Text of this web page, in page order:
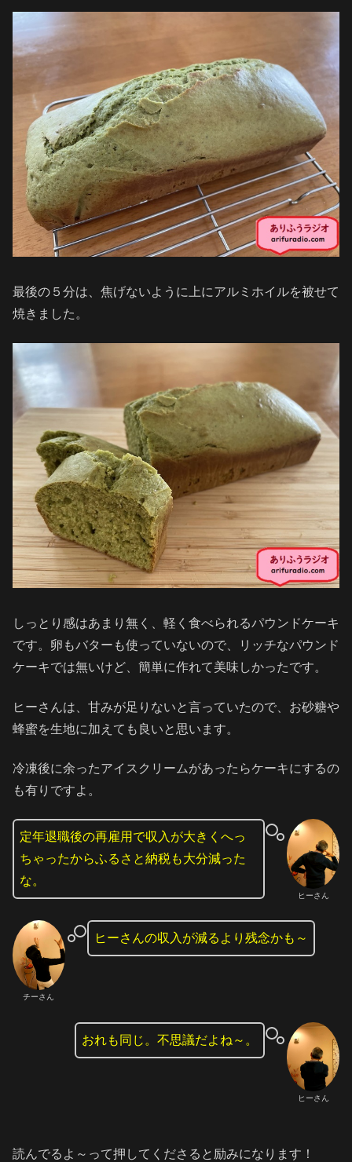
最後の５分は、焦げないように上にアルミホイルを被せて
焼きました。
しっとり感はあまり無く、軽く食べられるパウンドケーキ
です。卵もバターも使っていないので、リッチなパウンド
ケーキでは無いけど、簡単に作れて美味しかったです。
ヒーさんは、甘みが足りないと言っていたので、お砂糖や
蜂蜜を生地に加えても良いと思います。
冷凍後に余ったアイスクリームがあったらケーキにするの
も有りですよ。
ヒーさん
定年退職後の再雇用で収入が大きくへっ
ちゃったからふるさと納税も大分減った
な。
チーさん
ヒーさんの収入が減るより残念かも～
ヒーさん
おれも同じ。不思議だよね～。
読んでるよ～って押してくださると励みになります！